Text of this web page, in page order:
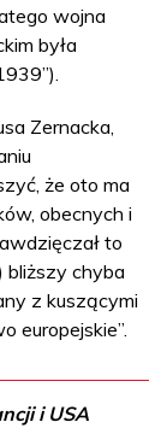
wojna
była
Zernacka,
że oto ma
obecnych i
to
bliższy chyba
z kuszącymi
europejskie”.
i USA